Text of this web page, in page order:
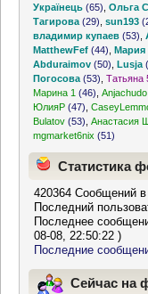
Українець (65) ,Ольга
Тагирова (29) ,sun193
владимир купаев (53) ,
MatthewFef (44) ,Мария
Abduraimov (50) ,Lusja
Погосова (53) ,Татьяна
Марина 1 (46) ,Anjachudo
ЮлияР (47) ,
Bulatov (53) ,Анастасия
mgmarket6nix (51)
Статистика
420364 Сообщений
Последний
Последнее
08-08, 22:50:22 )
Последние
Сейчас на